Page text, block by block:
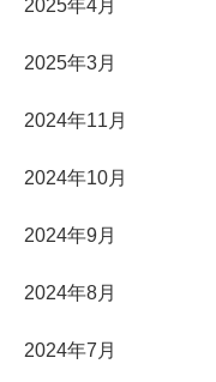
2025年4月
2025年3月
2024年11月
2024年10月
2024年9月
2024年8月
2024年7月